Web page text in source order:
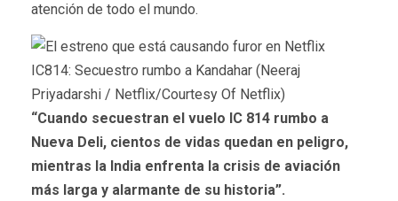
atención de todo el mundo.
IC814: Secuestro rumbo a Kandahar (Neeraj
Priyadarshi / Netflix/Courtesy Of Netflix)
“Cuando secuestran el vuelo IC 814 rumbo a
Nueva Deli, cientos de vidas quedan en peligro,
mientras la India enfrenta la crisis de aviación
más larga y alarmante de su historia”.